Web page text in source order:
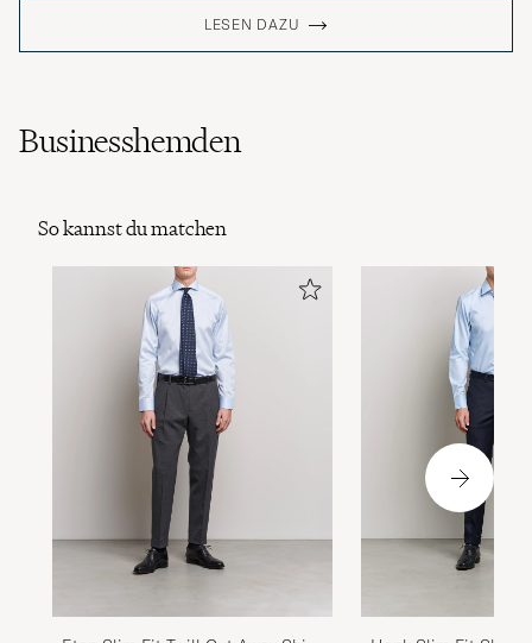
LESEN DAZU
Businesshemden
So kannst du matchen